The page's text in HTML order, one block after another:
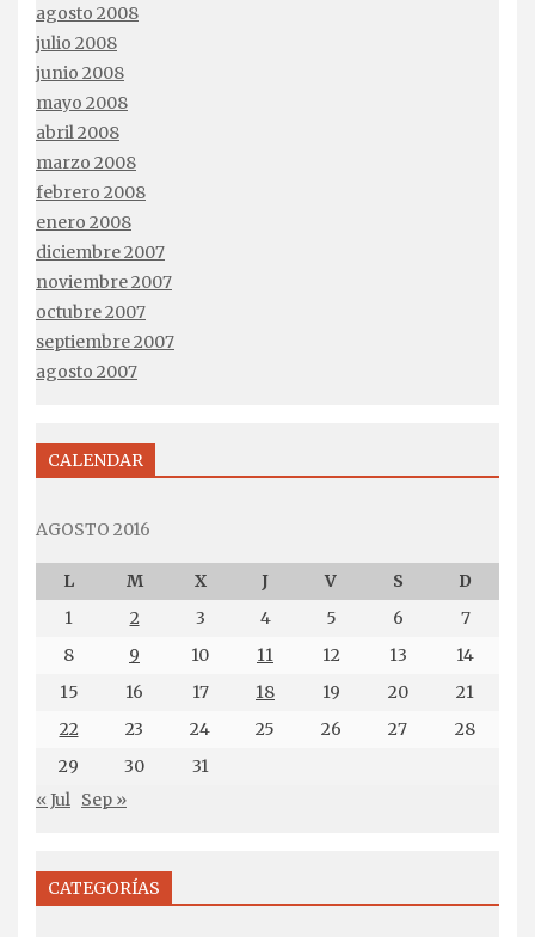
agosto 2008
julio 2008
junio 2008
mayo 2008
abril 2008
marzo 2008
febrero 2008
enero 2008
diciembre 2007
noviembre 2007
octubre 2007
septiembre 2007
agosto 2007
CALENDAR
AGOSTO 2016
L M X J V S
D
1
2 3 4 5 6
7
8
9 10 11 12 13
14
15
16 17 18 19 20
21
22
23 24 25 26 27
28
29
30
31
« Jul Sep »
CATEGORÍAS